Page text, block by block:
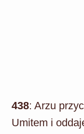
438: Arzu
Umitem i